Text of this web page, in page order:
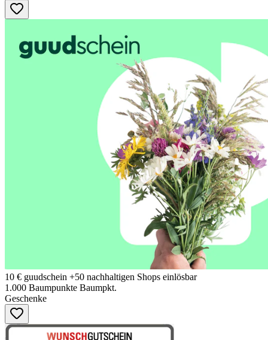
10 € guudschein +50 nachhaltigen Shops einlösbar
1.000 Baumpunkte Baumpkt.
Geschenke